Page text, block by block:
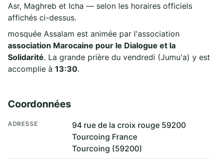
Asr, Maghreb et Icha — selon les horaires officiels
affichés ci-dessus.
mosquée Assalam est animée par l'association
association Marocaine pour le Dialogue et la
Solidarité. La grande prière du vendredi (Jumu'a) y est
accomplie à 13:30.
Coordonnées
ADRESSE
94 rue de la croix rouge 59200
Tourcoing France
Tourcoing (59200)